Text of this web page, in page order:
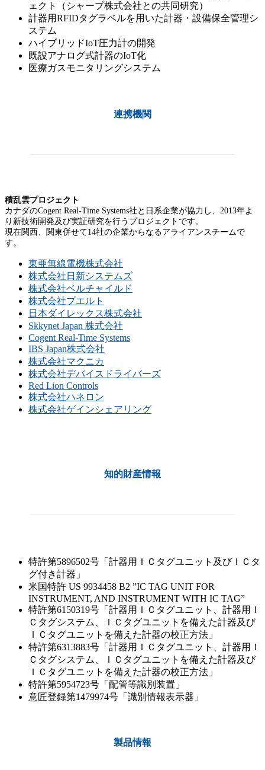
ェクト（シャープ株式会社との共同研究）
計器用RFIDタグラベルを用いた計器・設備保全管理シ
ステム
ハイブリッドIoT圧力計の開発
既設アナログ式計器のIoT化
医療ガスモニタリングシステム
連携機関
積乱雲プロジェクト
カナダのCogent Real-Time Systems社と日系企業が協力し、2013年よ
り新技術開発及び実証研究を行うプロジェクトです。
現在関西、関東併せて14社の企業からなるアライアンスチームで
す。
東亜無線電機株式会社
株式会社日新システムズ
株式会社ベルチャイルド
株式会社プエルト
日本ダイレックス株式会社
Skkynet Japan 株式会社
Cogent Real-Time Systems
IBS Japan株式会社
株式会社マクニカ
株式会社デバイスドライバーズ
Red Lion Controls
株式会社ハネロン
株式会社ゲインシェアリング
知的財産情報
特許第5896502号「計器用ＩＣタグユニット及びＩＣタ
グ付き計器」
米国特許 US 9934458 B2 ”IC TAG UNIT FOR
INSTRUMENT, AND INSTRUMENT WITH IC TAG”
特許第6150319号「計器用ＩＣタグユニット、計器用Ｉ
Ｃタグシステム、ＩＣタグユニットを備えた計器及び
ＩＣタグユニットを備えた計器の校正方法」
特許第6313883号「計器用ＩＣタグユニット、計器用Ｉ
Ｃタグシステム、ＩＣタグユニットを備えた計器及び
ＩＣタグユニットを備えた計器の校正方法」
特許第5954723号「配管等識別装置」
意匠登録第1479974号「識別情報表示器」
製品情報